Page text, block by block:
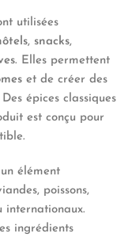
utilisées
, snacks,
. Elles permettent
et de créer des
épices classiques
est conçu pour
élément
poissons,
internationaux.
ingrédients